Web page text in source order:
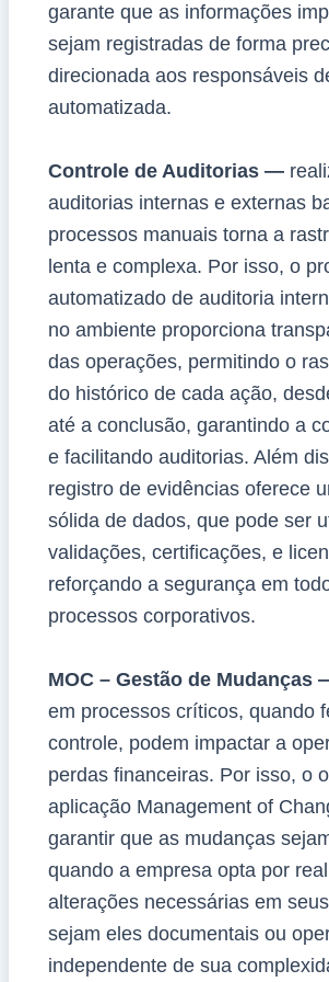
garante que as informações
sejam registradas de forma
direcionada aos responsáveis
automatizada.
Controle de Auditorias —
auditorias internas e externas
processos manuais torna a
lenta e complexa. Por isso, o
automatizado de auditoria
no ambiente proporciona
das operações, permitindo o
do histórico de cada ação,
até a conclusão, garantindo a
e facilitando auditorias. Além
registro de evidências oferece
sólida de dados, que pode ser
validações, certificações, e
reforçando a segurança em
processos corporativos.
MOC – Gestão de Mudanças
em processos críticos, quando
controle, podem impactar a
perdas financeiras. Por isso, o
aplicação Management of
garantir que as mudanças
quando a empresa opta por
alterações necessárias em
sejam eles documentais ou
independente de sua